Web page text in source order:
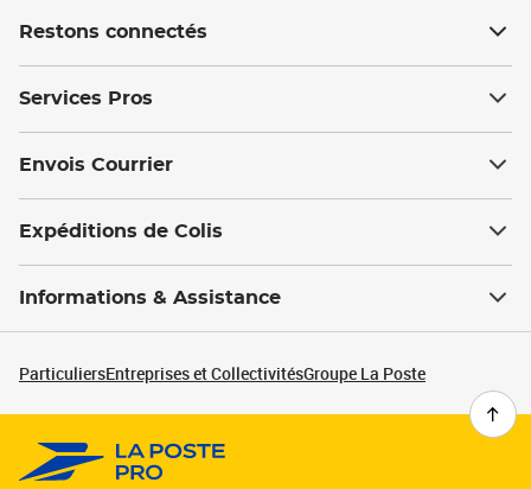
Restons connectés
Services Pros
Envois Courrier
Expéditions de Colis
Informations & Assistance
ParticuliersEntreprises et CollectivitésGroupe La Poste